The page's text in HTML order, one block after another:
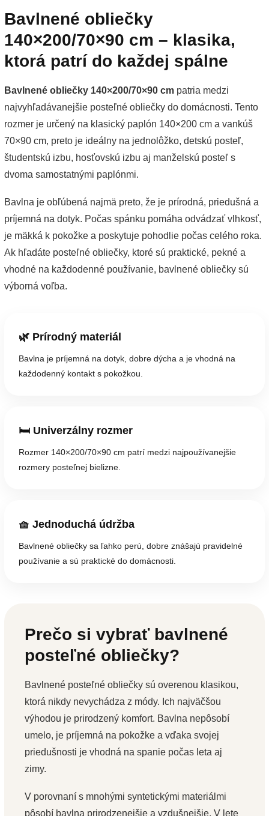
Bavlnené obliečky
140×200/70×90 cm – klasika,
ktorá patrí do každej spálne
Bavlnené obliečky 140×200/70×90 cm patria medzi
najvyhľadávanejšie posteľné obliečky do domácnosti. Tento
rozmer je určený na klasický paplón 140×200 cm a vankúš
70×90 cm, preto je ideálny na jednolôžko, detskú posteľ,
študentskú izbu, hosťovskú izbu aj manželskú posteľ s
dvoma samostatnými paplónmi.
Bavlna je obľúbená najmä preto, že je prírodná, priedušná a
príjemná na dotyk. Počas spánku pomáha odvádzať vlhkosť,
je mäkká k pokožke a poskytuje pohodlie počas celého roka.
Ak hľadáte posteľné obliečky, ktoré sú praktické, pekné a
vhodné na každodenné používanie, bavlnené obliečky sú
výborná voľba.
🌿 Prírodný materiál
Bavlna je príjemná na dotyk, dobre dýcha a je vhodná na
každodenný kontakt s pokožkou.
🛏️ Univerzálny rozmer
Rozmer 140×200/70×90 cm patrí medzi najpoužívanejšie
rozmery posteľnej bielizne.
🧺 Jednoduchá údržba
Bavlnené obliečky sa ľahko perú, dobre znášajú pravidelné
používanie a sú praktické do domácnosti.
Prečo si vybrať bavlnené
posteľné obliečky?
Bavlnené posteľné obliečky sú overenou klasikou,
ktorá nikdy nevychádza z módy. Ich najväčšou
výhodou je prirodzený komfort. Bavlna nepôsobí
umelo, je príjemná na pokožke a vďaka svojej
priedušnosti je vhodná na spanie počas leta aj
zimy.
V porovnaní s mnohými syntetickými materiálmi
pôsobí bavlna prirodzenejšie a vzdušnejšie. V lete